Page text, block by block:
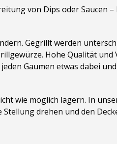
von Dips oder Saucen
Gegrillt werden
Hohe Qualität
Gaumen etwas dabei
wie möglich lagern. In
drehen und den